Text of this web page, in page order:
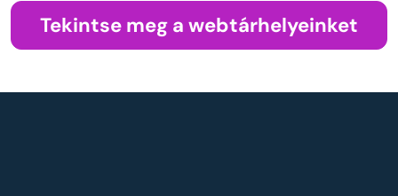
Tekintse meg a webtárhelyeinket